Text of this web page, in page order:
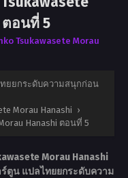
ตอนที่ 5
Tsukawasete Morau
ทยยกระดับความสนุกก่อน
Morau Hanashi ›
Hanashi ตอนที่ 5
Morau Hanashi
ตูน แปลไทยยกระดับความ